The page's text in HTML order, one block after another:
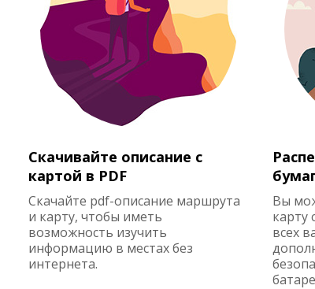
Скачивайте описание с
картой в PDF
Скачайте pdf-описание маршрута
и карту, чтобы иметь
возможность изучить
информацию в местах без
интернета.
Вы
карту
всех